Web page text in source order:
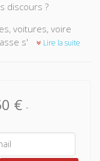
discours ?
voitures, voire
s'ancre
masse bénéficie
dans les
développement
Lire la suite
€ -